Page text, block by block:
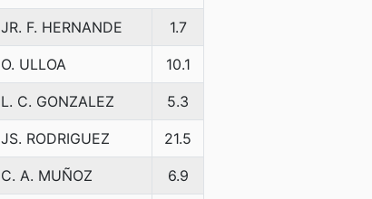
JR. F. HERNANDE 1.7
O. ULLOA 10.1
L. C. GONZALEZ 5.3
JS. RODRIGUEZ 21.5
C. A. MUÑOZ 6.9